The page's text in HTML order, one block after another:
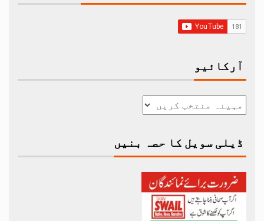
آرکائیو
ڈیلی سویل کا حصہ بنیں